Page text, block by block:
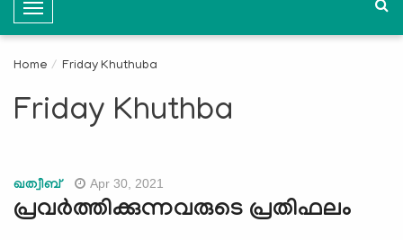
T
o
l
e
v
i
Home Friday Khuthuba
Friday Khuthba
ഖത്വീബ് Apr 30, 2021
പ്രവര്‍ത്തിക്കുന്നവരുടെ പ്രതിഫലം